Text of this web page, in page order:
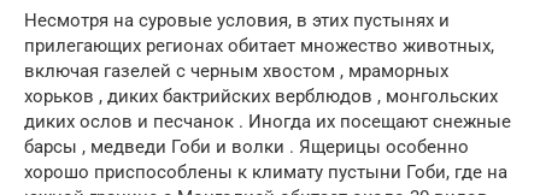
Несмотря на суровые условия, в этих пустынях и
прилегающих регионах обитает множество животных,
включая газелей с черным хвостом , мраморных
хорьков , диких бактрийских верблюдов , монгольских
диких ослов и песчанок . Иногда их посещают снежные
барсы , медведи Гоби и волки . Ящерицы особенно
хорошо приспособлены к климату пустыни Гоби, где на